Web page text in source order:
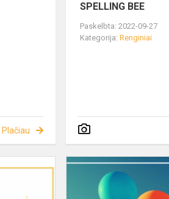
Plačiau
SPELLING BEE
Paskelbta: 2022-09-27
Kategorija:Renginiai